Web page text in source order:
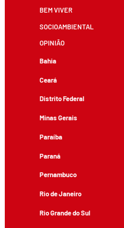
BEM VIVER
SOCIOAMBIENTAL
OPINIÃO
Bahia
Ceará
Distrito Federal
Minas Gerais
Paraíba
Paraná
Pernambuco
Rio de Janeiro
Rio Grande do Sul